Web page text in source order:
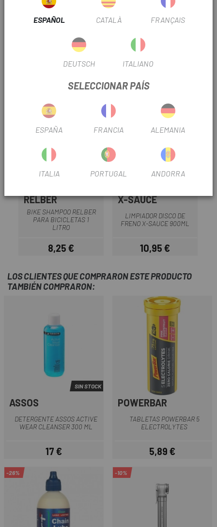
Line Showroom Polish & Protectant 12ozcrea una
capa antiadherente que previene la fijación del barro y la
INFORMACIÓN DEL PRODUCTO
Formato: Aerosol 12oz
RELBER
BIKE SHAMPOO RELBER
PARA BICICLETAS 1
LITRO
Precio
8,25 €
X-SAUCE
LIMPIADOR DISCO DE
FRENO X-SAUCE 900ML
Precio
10,95 €
LOS CLIENTES QUE COMPRARON ESTE PRODUCTO
TAMBIÉN COMPRARON:
SIN STOCK
ASSOS
DETERGENTE ASSOS ACTIVE
WEAR CLEANSER 300 ML
Precio
17 €
POWERBAR
TABLETAS POWERBAR 5
ELECTROLYTES
Precio
5,89 €
-26% -10%
ESPAÑOL CATALÀ FRANÇAIS
DEUTSCH ITALIANO
SELECCIONAR PAÍS
ESPAÑA FRANCIA ALEMANIA
ITALIA PORTUGAL ANDORRA